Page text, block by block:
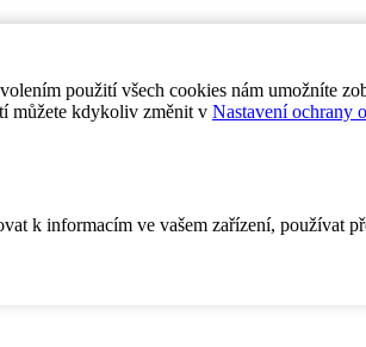
použití všech cookies nám umožníte
můžete kdykoliv změnit v Nastavení ochrany
k informacím ve vašem zařízení, používat